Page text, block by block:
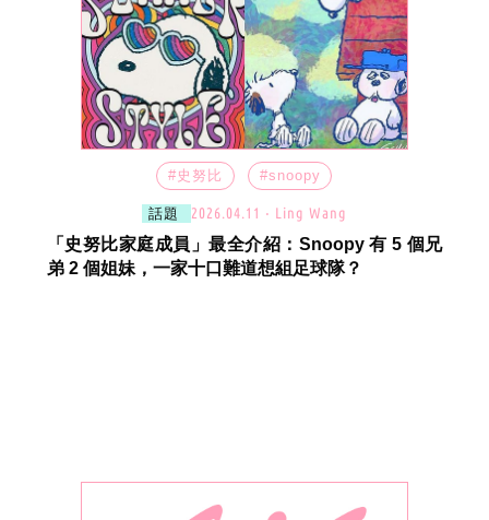
#史努比 #snoopy
話題 2026.04.11 ‧ Ling Wang
「史努比家庭成員」最全介紹：Snoopy 有 5 個兄
弟 2 個姐妹，一家十口難道想組足球隊？